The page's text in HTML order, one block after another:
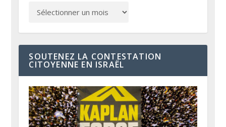
SOUTENEZ LA CONTESTATION
CITOYENNE EN ISRAËL